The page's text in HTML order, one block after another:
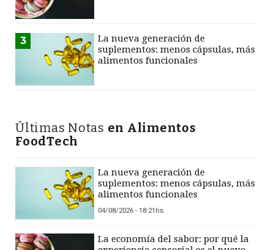
3
La nueva generación de
suplementos: menos cápsulas, más
alimentos funcionales
Últimas Notas en Alimentos
FoodTech
La nueva generación de
suplementos: menos cápsulas, más
alimentos funcionales
04/08/2026 - 18:21hs.
La economía del sabor: por qué la